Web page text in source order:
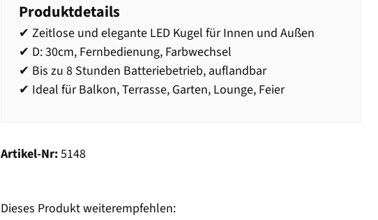
Produktdetails
✔ Zeitlose und elegante LED Kugel für Innen und Außen
✔ D: 30cm, Fernbedienung, Farbwechsel
✔ Bis zu 8 Stunden Batteriebetrieb, auflandbar
✔ Ideal für Balkon, Terrasse, Garten, Lounge, Feier
Artikel-Nr:5148
Dieses Produkt weiterempfehlen: